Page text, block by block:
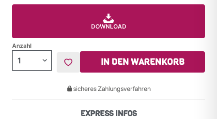
DOWNLOAD
Anzahl
IN DEN WARENKORB
sicheres Zahlungsverfahren
EXPRESS INFOS